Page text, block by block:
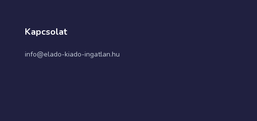
Kapcsolat
info@elado-kiado-ingatlan.hu